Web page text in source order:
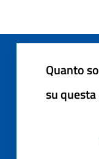
Quanto
su